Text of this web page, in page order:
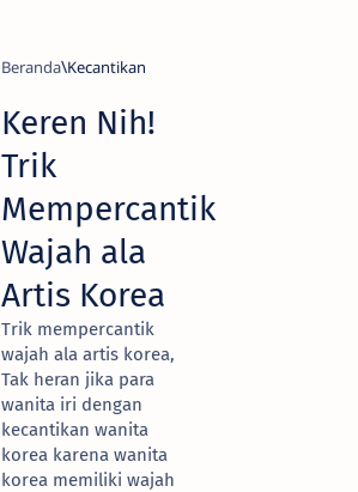
Beranda Kecantikan
Keren Nih!
Trik
Mempercantik
Wajah ala
Artis Korea
Trik mempercantik
wajah ala artis korea,
Tak heran jika para
wanita iri dengan
kecantikan wanita
korea karena wanita
korea memiliki wajah